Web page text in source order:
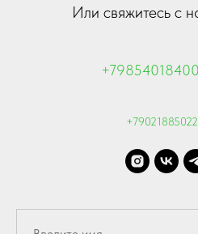
Или свяжитесь с
+79854018400
+79021885022